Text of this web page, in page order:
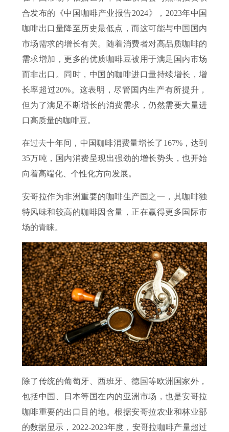
合发布的《中国咖啡产业报告2024》，2023年中国
咖啡出口量降至历史最低点，而这可能与中国国内
市场需求的增长有关。随着消费者对高品质咖啡的
需求增加，更多的优质咖啡豆被用于满足国内市场
而非出口。同时，中国的咖啡进口量持续增长，增
长率超过20%。这表明，尽管国内生产有所提升，
但为了满足不断增长的消费需求，仍然需要大量进
口高质量的咖啡豆。
在过去十年间，中国咖啡消费量增长了167%，达到
35万吨，国内消费呈现出强劲的增长势头，也开始
向着高端化、个性化方向发展。
安哥拉作为非洲重要的咖啡生产国之一，其咖啡独
特风味和较高的咖啡因含量，正在赢得更多国际市
场的青睐。
除了传统的葡萄牙、西班牙、德国等欧洲国家外，
包括中国、日本等国在内的亚洲市场，也是安哥拉
咖啡重要的出口目的地。根据安哥拉农业和林业部
的数据显示，2022-2023年度，安哥拉咖啡产量超过